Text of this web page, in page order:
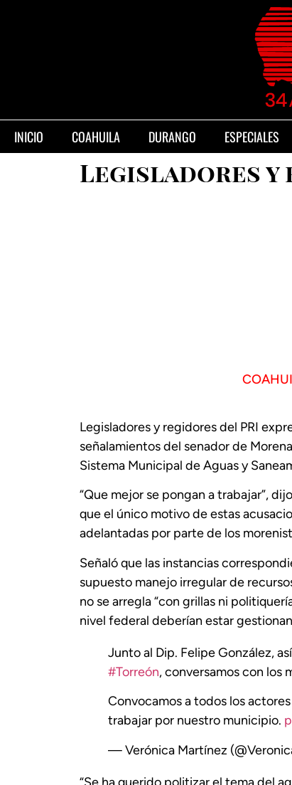
INICIO COAHUILA DURANGO ESPECIALES
Legisladores y
Legisladores y regidores del PRI
señalamientos del senador de
Sistema Municipal de Aguas y
“Que mejor se pongan a trabajar”,
que el único motivo de estas
adelantadas por parte de los
Señaló que las instancias
supuesto manejo irregular de
no se arregla “con grillas ni
nivel federal deberían estar
Junto al Dip. Felipe González,
#Torreón, conversamos con los
Convocamos a todos los
trabajar por nuestro municipio.
— Verónica Martínez
“Se ha querido politizar el tema del